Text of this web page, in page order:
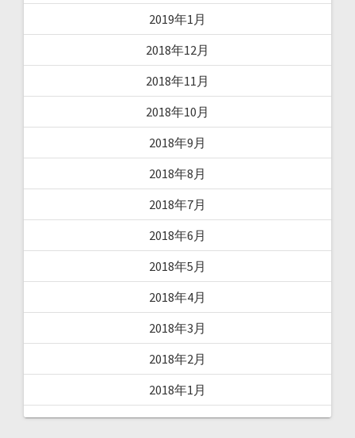
2019年1月
2018年12月
2018年11月
2018年10月
2018年9月
2018年8月
2018年7月
2018年6月
2018年5月
2018年4月
2018年3月
2018年2月
2018年1月